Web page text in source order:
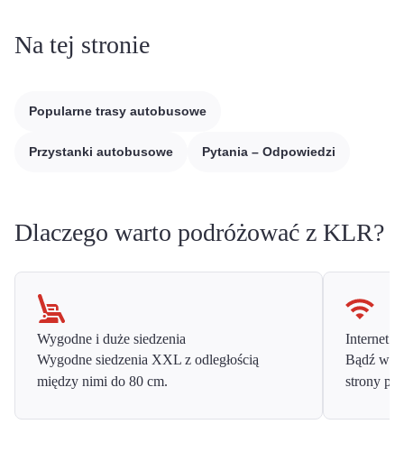
Na tej stronie
Popularne trasy autobusowe
Przystanki autobusowe Pytania – Odpowiedzi
Dlaczego warto podróżować z KLR?
Wygodne i duże siedzenia
Wygodne siedzenia XXL z odległością
między nimi do 80 cm.
Internet
Bądź w
strony